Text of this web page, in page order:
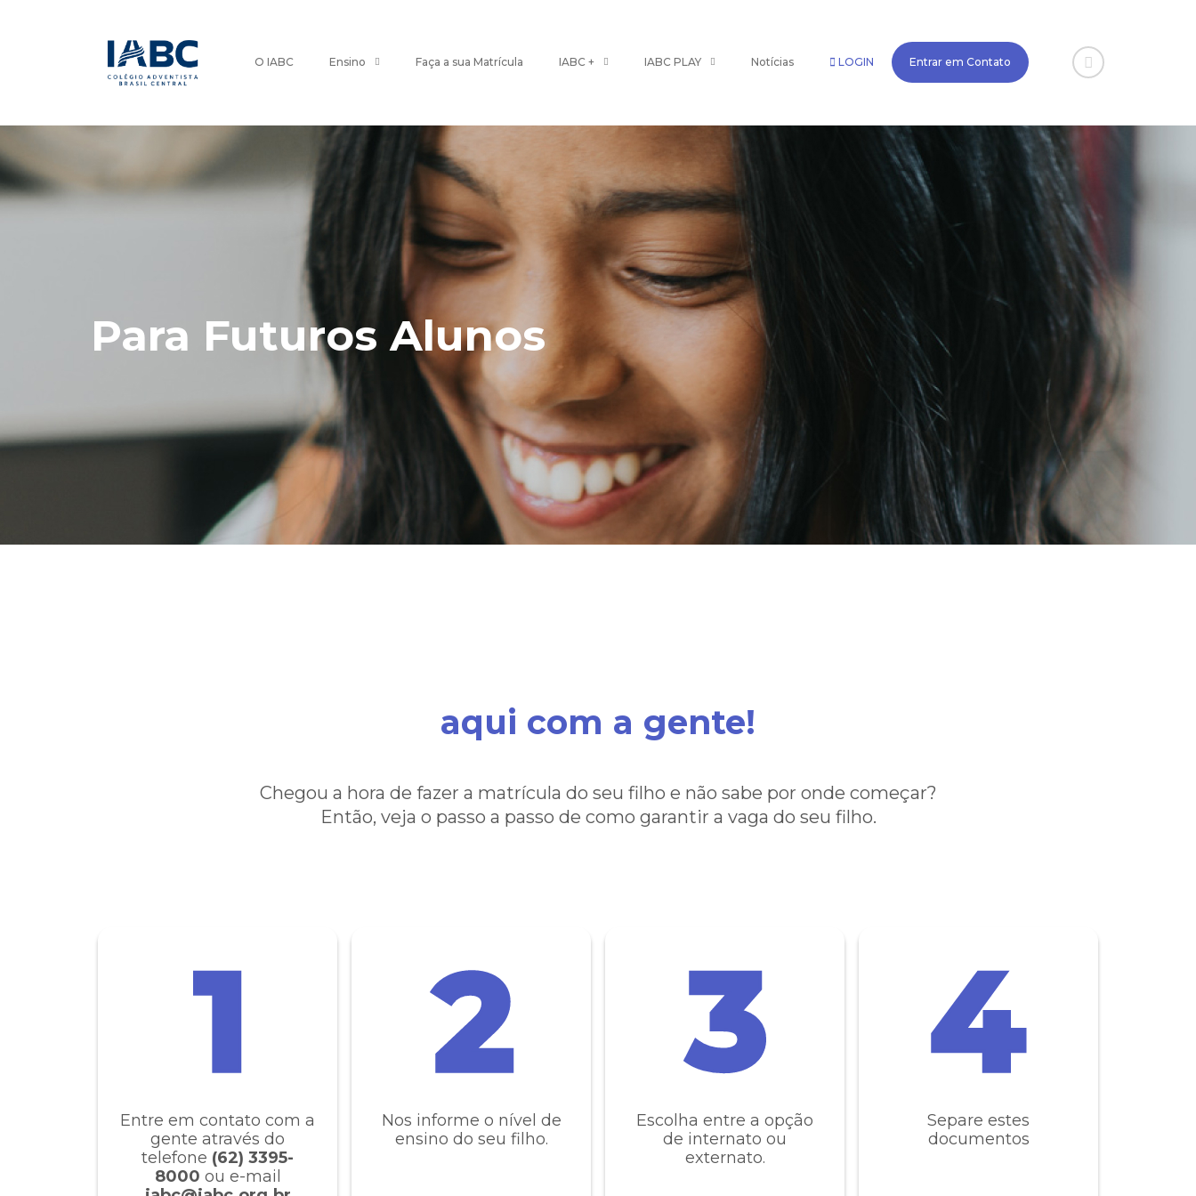
O IABC Ensino Faça a sua Matrícula IABC + IABC PLAY Notícias LOGIN Entrar em Contato
Para Futuros Alunos
aqui com a gente!
Chegou a hora de fazer a matrícula do seu filho e não sabe por onde começar?
Então, veja o passo a passo de como garantir a vaga do seu filho.
Entre em contato com a
gente através do
telefone (62) 3395-
8000 ou e-mail
Nos informe o nível de
ensino do seu filho.
Escolha entre a opção
de internato ou
externato.
Separe estes
documentos
COMUNICADO IMPORTANTE:
Estamos passando por uma instabilidade em nosso WhatsApp, e talvez nossa
resposta a sua mensagem demore mais que o normal.